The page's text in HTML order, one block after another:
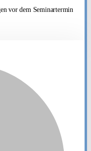
vor dem Seminartermin